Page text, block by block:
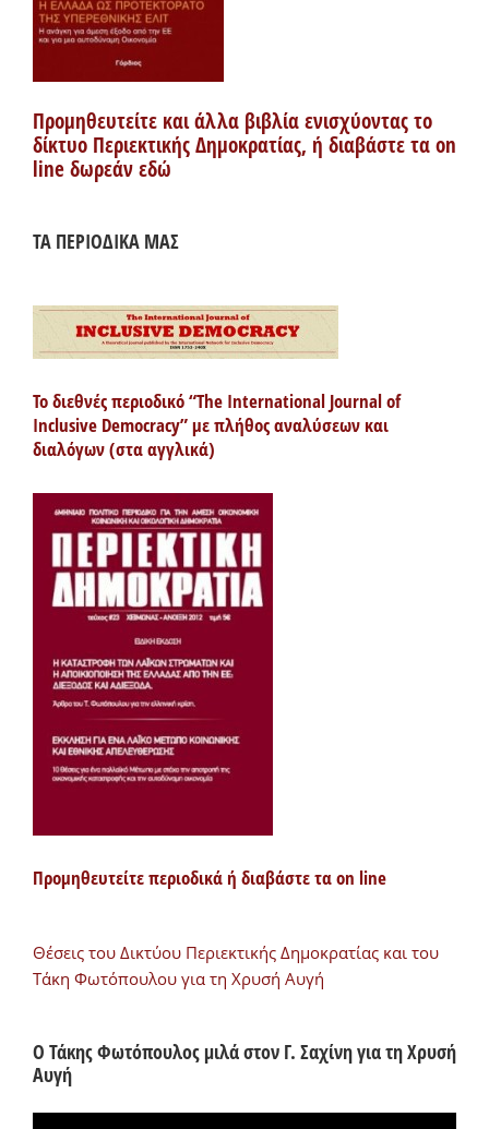
Προμηθευτείτε και άλλα βιβλία ενισχύοντας το
δίκτυο Περιεκτικής Δημοκρατίας, ή διαβάστε τα on
line δωρεάν εδώ
ΤΑ ΠΕΡΙΟΔΙΚΑ ΜΑΣ
Το διεθνές περιοδικό “The International Journal of
Inclusive Democracy” με πλήθος αναλύσεων και
διαλόγων (στα αγγλικά)
Προμηθευτείτε περιοδικά ή διαβάστε τα on line
Θέσεις του Δικτύου Περιεκτικής Δημοκρατίας και του
Τάκη Φωτόπουλου για τη Χρυσή Αυγή
Ο Τάκης Φωτόπουλος μιλά στον Γ. Σαχίνη για τη Χρυσή
Αυγή